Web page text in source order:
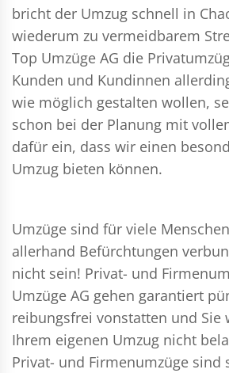
bricht der Umzug schnell in
wiederum zu vermeidbarem
Top Umzüge AG die
Kunden und Kundinnen
wie möglich gestalten wollen,
schon bei der Planung mit
dafür ein, dass wir einen
Umzug bieten können.
Umzüge sind für viele
allerhand Befürchtungen
nicht sein! Privat- und
Umzüge AG gehen garantiert
reibungsfrei vonstatten und Sie
Ihrem eigenen Umzug nicht
Privat- und Firmenumzüge sind